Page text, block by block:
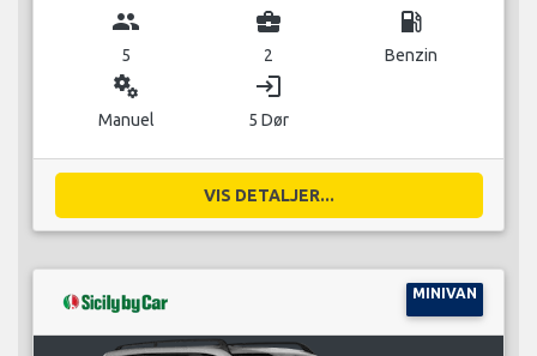
group
5
business_center
2
local_gas_station
Benzin
miscellaneous_services
Manuel
login
5 Dør
VIS DETALJER...
MINIVAN